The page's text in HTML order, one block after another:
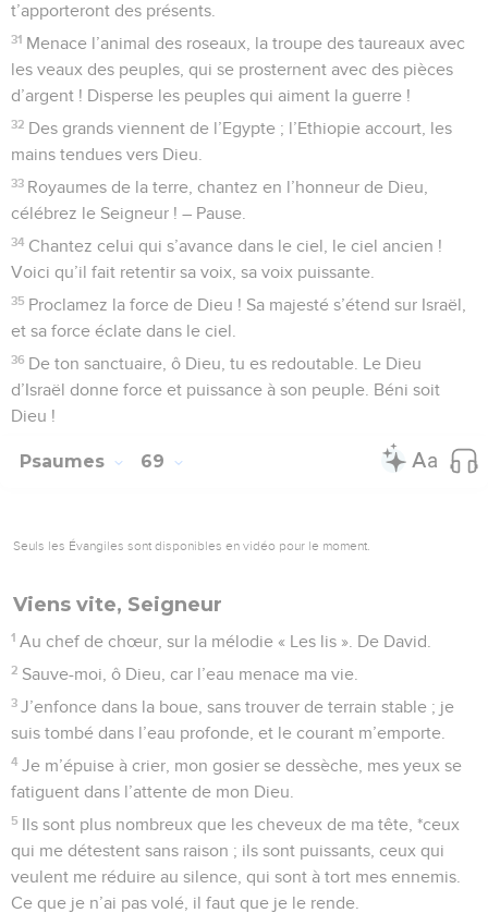
t’apporteront des présents.
31 Menace l’animal des roseaux, la troupe des taureaux avec
les veaux des peuples, qui se prosternent avec des pièces
d’argent ! Disperse les peuples qui aiment la guerre !
32 Des grands viennent de l’Egypte ; l’Ethiopie accourt, les
mains tendues vers Dieu.
33 Royaumes de la terre, chantez en l’honneur de Dieu,
célébrez le Seigneur ! – Pause.
34 Chantez celui qui s’avance dans le ciel, le ciel ancien !
Voici qu’il fait retentir sa voix, sa voix puissante.
35 Proclamez la force de Dieu ! Sa majesté s’étend sur Israël,
et sa force éclate dans le ciel.
36 De ton sanctuaire, ô Dieu, tu es redoutable. Le Dieu
d’Israël donne force et puissance à son peuple. Béni soit
Dieu !
Psaumes 69
Seuls les Évangiles sont disponibles en vidéo pour le moment.
Viens vite, Seigneur
1 Au chef de chœur, sur la mélodie « Les lis ». De David.
2 Sauve-moi, ô Dieu, car l’eau menace ma vie.
3 J’enfonce dans la boue, sans trouver de terrain stable ; je
suis tombé dans l’eau profonde, et le courant m’emporte.
4 Je m’épuise à crier, mon gosier se dessèche, mes yeux se
fatiguent dans l’attente de mon Dieu.
5 Ils sont plus nombreux que les cheveux de ma tête, *ceux
qui me détestent sans raison ; ils sont puissants, ceux qui
veulent me réduire au silence, qui sont à tort mes ennemis.
Ce que je n’ai pas volé, il faut que je le rende.